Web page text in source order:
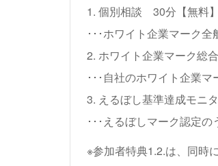
1. 個別相談 30分【無料】
･･･ホワイト企業マーク全
2. ホワイト企業マーク総
･･･自社のホワイト企業マ
3. えるぼし基準達成モニ
･･･えるぼしマーク認定
※参加者特典1.2.は、同時